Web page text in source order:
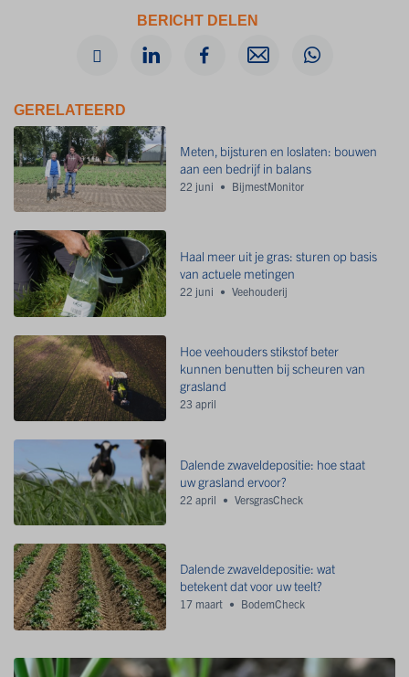
BERICHT DELEN
GERELATEERD
Meten, bijsturen en loslaten: bouwen
aan een bedrijf in balans
22 juni BijmestMonitor
Haal meer uit je gras: sturen op basis
van actuele metingen
22 juni Veehouderij
Hoe veehouders stikstof beter
kunnen benutten bij scheuren van
grasland
23 april
Dalende zwaveldepositie: hoe staat
uw grasland ervoor?
22 april VersgrasCheck
Dalende zwaveldepositie: wat
betekent dat voor uw teelt?
17 maart BodemCheck